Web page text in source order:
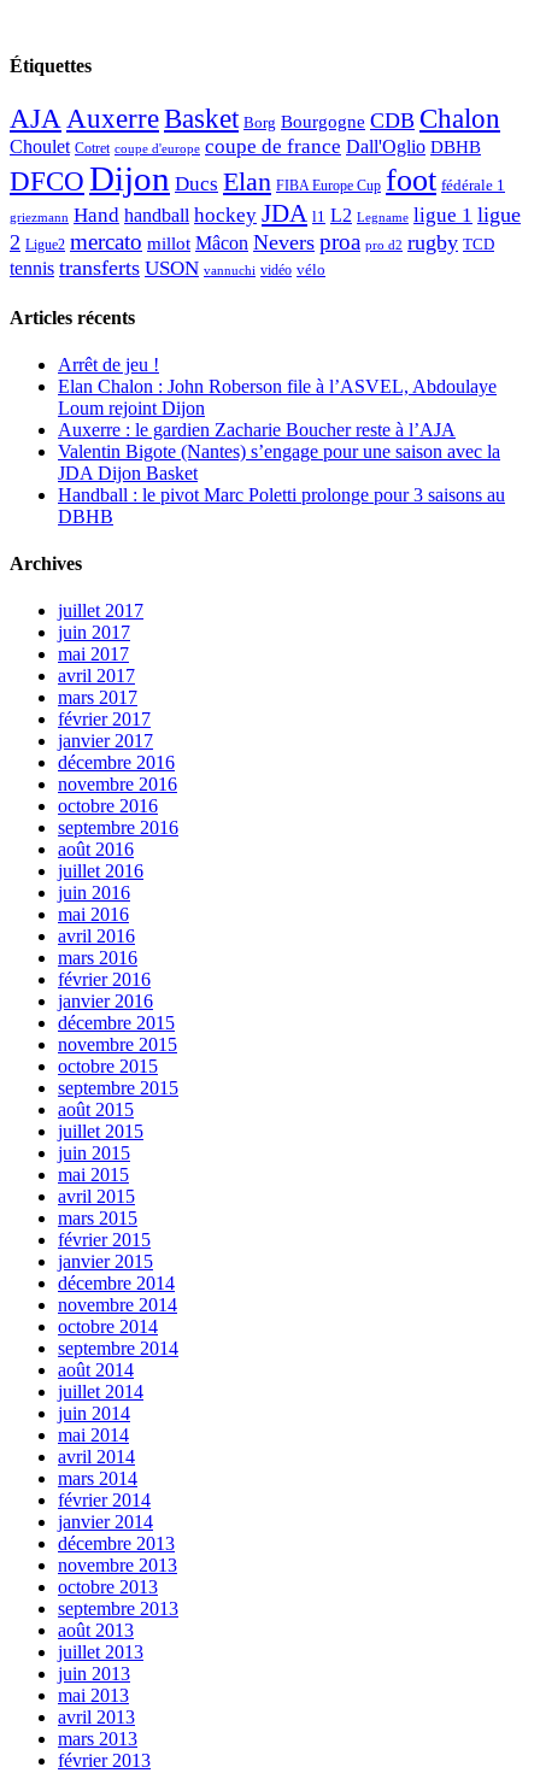
Étiquettes
AJAAuxerreBasket Borg Bourgogne CDB Chalon
Choulet Cotret coupe d'europe coupe de france Dall'Oglio DBHB
DFCODijon Ducs Elan FIBA Europe Cup foot fédérale 1
griezmann Hand handball hockey JDA l1 L2 Legname ligue 1 ligue
2 Ligue2 mercato millot Mâcon Nevers proa pro d2 rugby TCD
tennis transferts USON vannuchi vidéo vélo
Articles récents
Arrêt de jeu !
Elan Chalon : John Roberson file à l’ASVEL, Abdoulaye
Loum rejoint Dijon
Auxerre : le gardien Zacharie Boucher reste à l’AJA
Valentin Bigote (Nantes) s’engage pour une saison avec la
JDA Dijon Basket
Handball : le pivot Marc Poletti prolonge pour 3 saisons au
DBHB
Archives
juillet 2017
juin 2017
mai 2017
avril 2017
mars 2017
février 2017
janvier 2017
décembre 2016
novembre 2016
octobre 2016
septembre 2016
août 2016
juillet 2016
juin 2016
mai 2016
avril 2016
mars 2016
février 2016
janvier 2016
décembre 2015
novembre 2015
octobre 2015
septembre 2015
août 2015
juillet 2015
juin 2015
mai 2015
avril 2015
mars 2015
février 2015
janvier 2015
décembre 2014
novembre 2014
octobre 2014
septembre 2014
août 2014
juillet 2014
juin 2014
mai 2014
avril 2014
mars 2014
février 2014
janvier 2014
décembre 2013
novembre 2013
octobre 2013
septembre 2013
août 2013
juillet 2013
juin 2013
mai 2013
avril 2013
mars 2013
février 2013